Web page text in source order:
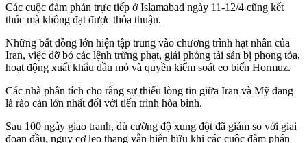
Các cuộc đàm phán trực tiếp ở Islamabad ngày 11-12/4 cũng kết
thúc mà không đạt được thỏa thuận.
Những bất đồng lớn hiện tập trung vào chương trình hạt nhân của
Iran, việc dỡ bỏ các lệnh trừng phạt, giải phóng tài sản bị phong tỏa,
hoạt động xuất khẩu dầu mỏ và quyền kiểm soát eo biển Hormuz.
Các nhà phân tích cho rằng sự thiếu lòng tin giữa Iran và Mỹ đang
là rào cản lớn nhất đối với tiến trình hòa bình.
Sau 100 ngày giao tranh, dù cường độ xung đột đã giảm so với giai
đoạn đầu, nguy cơ leo thang vẫn hiện hữu khi các cuộc đàm phán